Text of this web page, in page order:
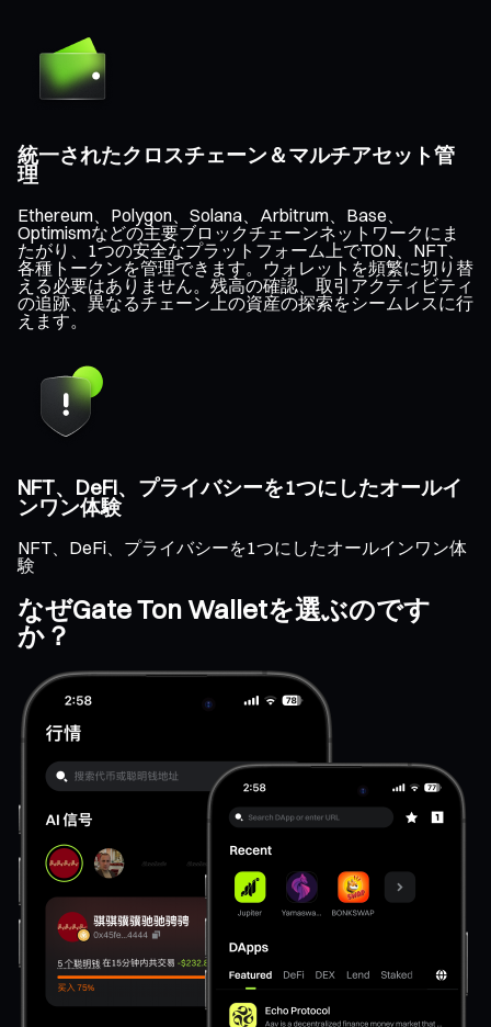
統一されたクロスチェーン＆マルチアセット管
理
Ethereum、Polygon、Solana、Arbitrum、Base、
Optimismなどの主要ブロックチェーンネットワークにま
たがり、1つの安全なプラットフォーム上でTON、NFT、
各種トークンを管理できます。ウォレットを頻繁に切り替
える必要はありません。残高の確認、取引アクティビティ
の追跡、異なるチェーン上の資産の探索をシームレスに行
えます。
NFT、DeFi、プライバシーを1つにしたオールイ
ンワン体験
NFT、DeFi、プライバシーを1つにしたオールインワン体
験
なぜGate Ton Walletを選ぶのです
か？